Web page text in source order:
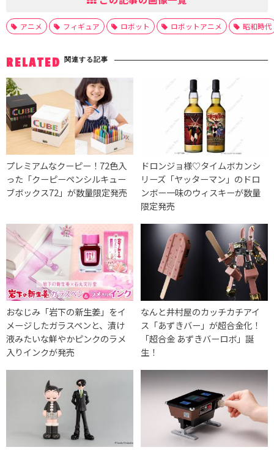
アニメ フィギュア ロボット ロボットアニメ 昭和時代
RELATED 関連する記事
プレミアムなクーピー！72色入
った「クーピーペンシルキュー
ブボックス72」が数量限定発売
ドロンジョ様♡タイムボカンシ
リーズ「ヤッターマン」のドロ
ンボー一味のウィスキーが数量
限定発売
おなじみ「岩下の新生姜」をイ
メージしたガラスペンと、漬け
液みたいな鮮やかピンクのラメ
入りインクが発売
なんと井村屋のカッチカチアイ
ス「あずきバー」が超合金化！
「超合金 あずきバーロボ」誕
生！